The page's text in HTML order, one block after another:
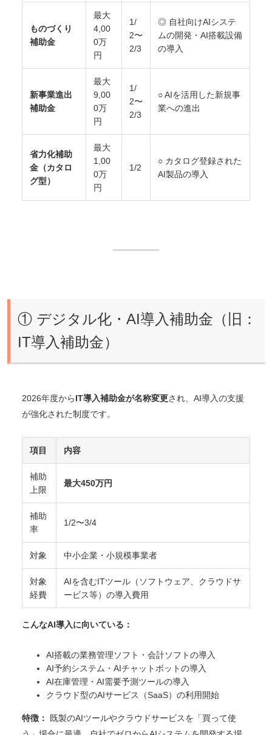
ものづくり
補助金
最大
4,00
0万
円
1/
2〜
2/3
◎ 自社向けAIシステ
ムの開発・AI搭載設備
の導入
新事業進出
補助金
最大
9,00
0万
円
1/
2〜
2/3
○ AIを活用した新規事
業への進出
省力化補助
金（カタロ
グ型）
最大
1,00
0万
円
1/2
○ カタログ登録された
AI製品の導入
① デジタル化・AI導入補助金（旧：
IT導入補助金）
2026年度からIT導入補助金が名称変更され、AI導入の支援
が強化された制度です。
項目 内容
補助
上限
最大450万円
補助
率
1/2〜3/4
対象 中小企業・小規模事業者
対象
経費
AIを含むITツール（ソフトウェア、クラウドサ
ービス等）の導入費用
こんなAI導入に向いている：
AI搭載の業務管理ソフト・会計ソフトの導入
AI予約システム・AIチャットボットの導入
AI在庫管理・AI需要予測ツールの導入
クラウド型のAIサービス（SaaS）の利用開始
特徴：
既製のAIツールやクラウドサービスを「買って使